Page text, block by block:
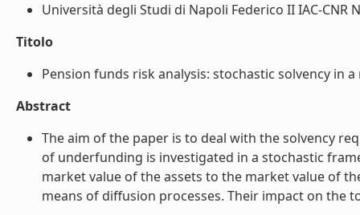
Università degli Studi di Napoli Federico II IAC-CNR
Titolo
Pension funds risk analysis: stochastic solvency in
Abstract
The aim of the paper is to deal with the solvency
of underfunding is investigated in a stochastic
market value of the assets to the market value of
means of diffusion processes. Their impact on the